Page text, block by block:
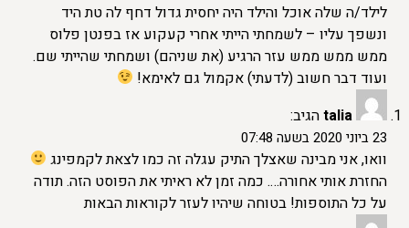
לילד/ה שלה אוכל והילד היה יחסית גדול דחף לה טת היד
ונשפך עליו – לשמחתי הייתי אחרי קעקוע אז בפנטן פלוס
ממש ממש ממש עזר הרגיע (את שניהם) ושמחתי שהייתי שם.
ועוד דבר חשוב (לדעתי) אקמול גם לאימא!
taliaהגיב:
23 ביוני 2020 בשעה 07:48
וואו, אני מבינה שאצלך התיק עגלה זה כמו לצאת לקמפינג
החזרת אותי אחורה…. כמה זמן לא ראיתי את הפוסט הזה. תודה
על כל התוספות! בטוחה שיהיו לעזר לקוראות הבאות